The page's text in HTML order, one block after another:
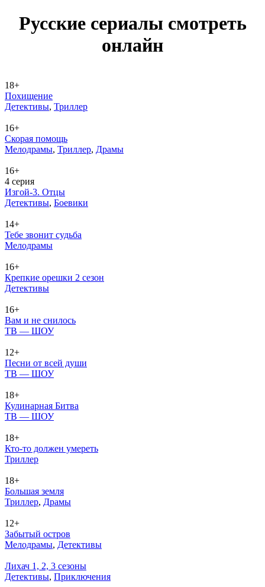
Рус­ские се­риа­лы смот­реть
он­лайн
18+
Похищение
Де­тек­ти­вы, Трил­лер
16+
Скорая помощь
Ме­ло­дра­мы, Трил­лер, Дра­мы
16+
4 серия
Изгой-3. Отцы
Де­тек­ти­вы, Бое­ви­ки
14+
Тебе звонит судьба
Ме­ло­дра­мы
16+
Крепкие орешки 2 сезон
Де­тек­ти­вы
16+
Вам и не снилось
ТВ — ШОУ
12+
Песни от всей души
ТВ — ШОУ
18+
Кулинарная Битва
ТВ — ШОУ
18+
Кто-то должен умереть
Трил­лер
18+
Большая земля
Трил­лер, Дра­мы
12+
Забытый остров
Ме­ло­дра­мы, Де­тек­ти­вы
Лихач 1, 2, 3 сезоны
Де­тек­ти­вы, При­клю­че­ния